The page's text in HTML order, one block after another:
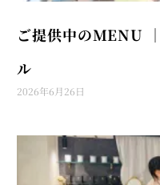
ご提供中のMENU
ル
2026年6月26日